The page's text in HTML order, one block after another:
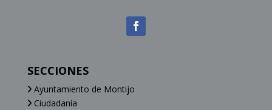
SECCIONES
Ayuntamiento de Montijo
Ciudadanía